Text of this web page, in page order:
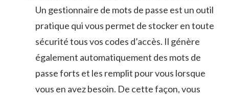
Un gestionnaire de ‌mots de​ passe est un outil
pratique qui vous⁢ permet de stocker en toute
sécurité tous vos codes ‌d’accès. Il génère
également‍ automatiquement des mots de
passe forts ⁤et les remplit pour vous⁣ lorsque
vous en ‍avez besoin. De ⁢cette ‌façon, vous